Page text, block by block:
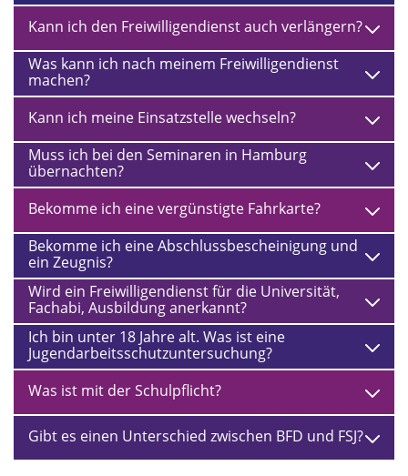
Kann ich den Freiwilligendienst auch verlängern?
Was kann ich nach meinem Freiwilligendienst
machen?
Kann ich meine Einsatzstelle wechseln?
Muss ich bei den Seminaren in Hamburg
übernachten?
Bekomme ich eine vergünstigte Fahrkarte?
Bekomme ich eine Abschlussbescheinigung und
ein Zeugnis?
Wird ein Freiwilligendienst für die Universität,
Fachabi, Ausbildung anerkannt?
Ich bin unter 18 Jahre alt. Was ist eine
Jugendarbeitsschutzuntersuchung?
Was ist mit der Schulpflicht?
Gibt es einen Unterschied zwischen BFD und FSJ?